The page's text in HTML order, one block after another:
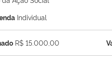
Individual
R$ 15.000,00